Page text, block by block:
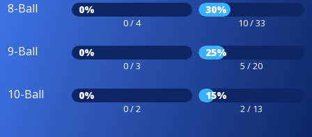
8-Ball 0%
0 / 4
30%
10 / 33
9-Ball 0%
0 / 3
25%
5 / 20
10-Ball 0%
0 / 2
15%
2 / 13